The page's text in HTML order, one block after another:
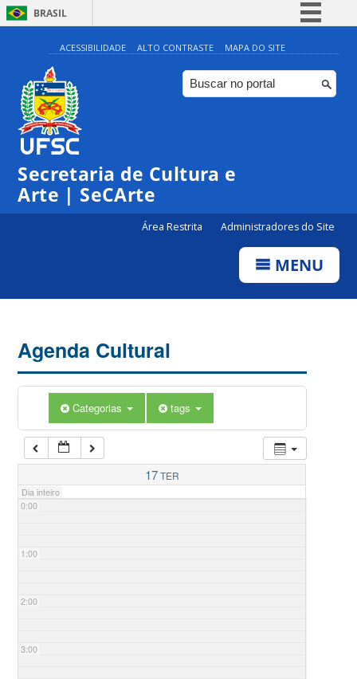
BRASIL
Simplifique!
Comunica BR
Participe
ACESSIBILIDADE ALTO CONTRASTE MAPA DO SITE
Secretaria de Cultura e
Arte | SeCArte
Área Restrita Administradores do Site
MENU
Agenda Cultural
Categorias tags
17TER
Dia inteiro
0:00
1:00
2:00
3:00